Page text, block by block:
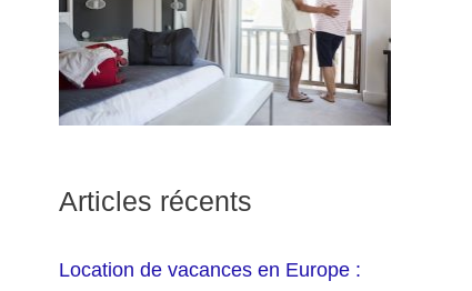
Articles récents
Location de vacances en Europe :